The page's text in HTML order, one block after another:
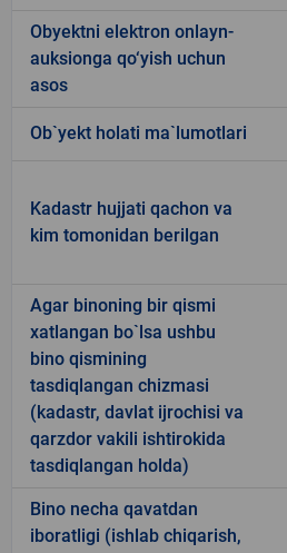
Obyektni elektron onlayn-
auksionga qo‘yish uchun
asos
Ob`yekt holati ma`lumotlari
Kadastr hujjati qachon va
kim tomonidan berilgan
Agar binoning bir qismi
xatlangan bo`lsa ushbu
bino qismining
tasdiqlangan chizmasi
(kadastr, davlat ijrochisi va
qarzdor vakili ishtirokida
tasdiqlangan holda)
Bino necha qavatdan
iboratligi (ishlab chiqarish,